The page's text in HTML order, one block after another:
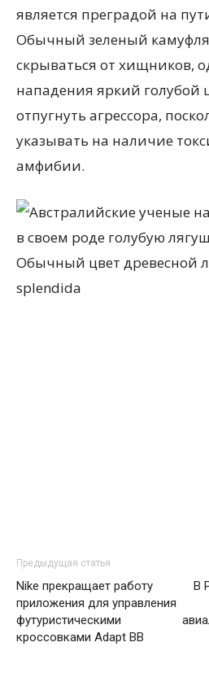
является преградой на
Обычный зеленый
скрываться от хищников,
нападения яркий голубой
отпугнуть агрессора,
указывать на наличие
амфибии.
Обычный цвет древесной
splendida
Предыдущая статья
Nike прекращает работу
приложения для управления
футуристическими
кроссовками Adapt ВВ
В